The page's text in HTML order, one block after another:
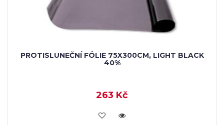
PROTISLUNEČNÍ FÓLIE 75X300CM, LIGHT BLACK
40%
263 Kč
VLOŽIT DO KOŠÍKU